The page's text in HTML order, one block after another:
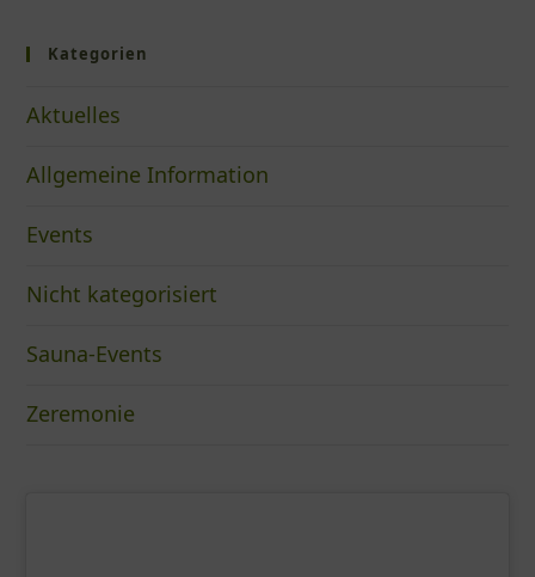
Kategorien
Aktuelles
Allgemeine Information
Events
Nicht kategorisiert
Sauna-Events
Zeremonie